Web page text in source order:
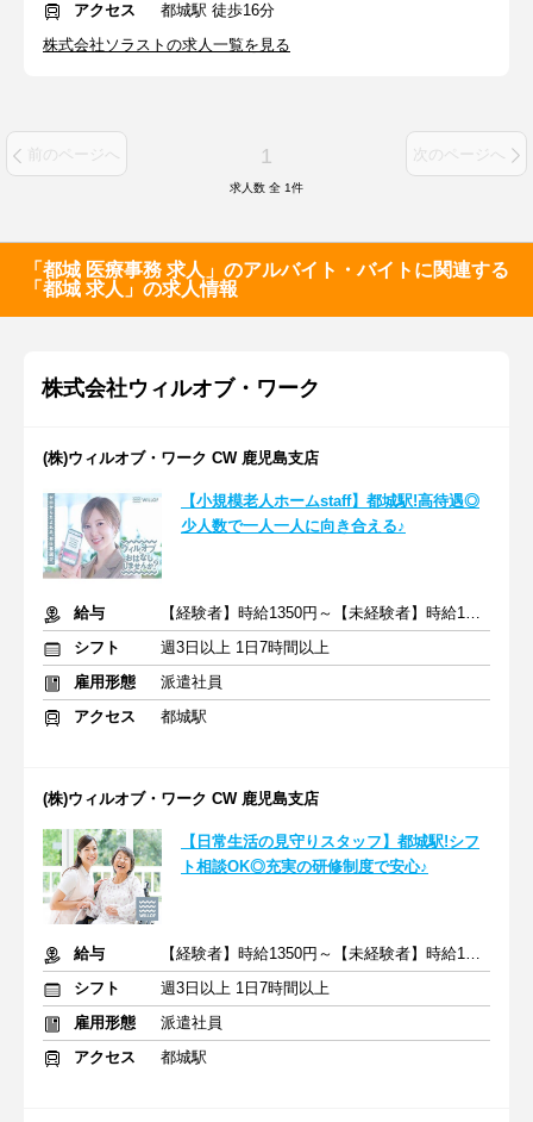
アクセス
都城駅 徒歩16分
株式会社ソラストの求人一覧を見る
前のページへ 1 次のページへ
求人数 全 1件
「都城 医療事務 求人」のアルバイト・バイトに関連する
「都城 求人」の求人情報
株式会社ウィルオブ・ワーク
(株)ウィルオブ・ワーク CW 鹿児島支店
【小規模老人ホームstaff】都城駅!高待遇◎
少人数で一人一人に向き合える♪
給与
【経験者】時給1350円～【未経験者】時給1300円～ ＋交通費
シフト
週3日以上 1日7時間以上
雇用形態
派遣社員
アクセス
都城駅
(株)ウィルオブ・ワーク CW 鹿児島支店
【日常生活の見守りスタッフ】都城駅!シフ
ト相談OK◎充実の研修制度で安心♪
給与
【経験者】時給1350円～【未経験者】時給1300円～ ＋交通費
シフト
週3日以上 1日7時間以上
雇用形態
派遣社員
アクセス
都城駅